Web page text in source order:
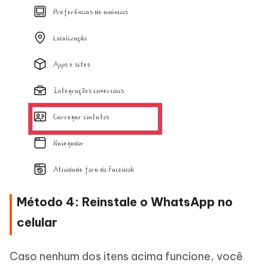
Método 4: Reinstale o WhatsApp no
celular
Caso nenhum dos itens acima funcione, você